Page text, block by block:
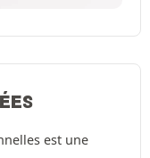
est une